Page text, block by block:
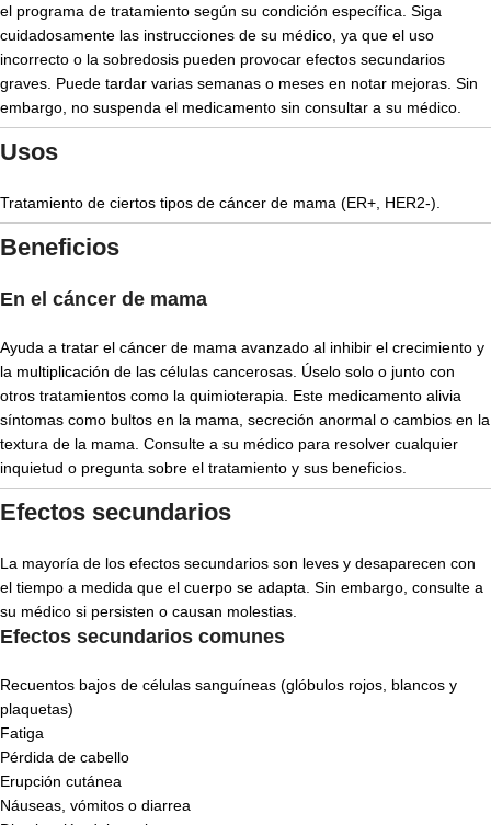
el programa de tratamiento según su condición específica. Siga
cuidadosamente las instrucciones de su médico, ya que el uso
incorrecto o la sobredosis pueden provocar efectos secundarios
graves. Puede tardar varias semanas o meses en notar mejoras. Sin
embargo, no suspenda el medicamento sin consultar a su médico.
Usos
Tratamiento de ciertos tipos de cáncer de mama (ER+, HER2-).
Beneficios
En el cáncer de mama
Ayuda a tratar el cáncer de mama avanzado al inhibir el crecimiento y
la multiplicación de las células cancerosas. Úselo solo o junto con
otros tratamientos como la quimioterapia. Este medicamento alivia
síntomas como bultos en la mama, secreción anormal o cambios en la
textura de la mama. Consulte a su médico para resolver cualquier
inquietud o pregunta sobre el tratamiento y sus beneficios.
Efectos secundarios
La mayoría de los efectos secundarios son leves y desaparecen con
el tiempo a medida que el cuerpo se adapta. Sin embargo, consulte a
su médico si persisten o causan molestias.
Efectos secundarios comunes
Recuentos bajos de células sanguíneas (glóbulos rojos, blancos y
plaquetas)
Fatiga
Pérdida de cabello
Erupción cutánea
Náuseas, vómitos o diarrea